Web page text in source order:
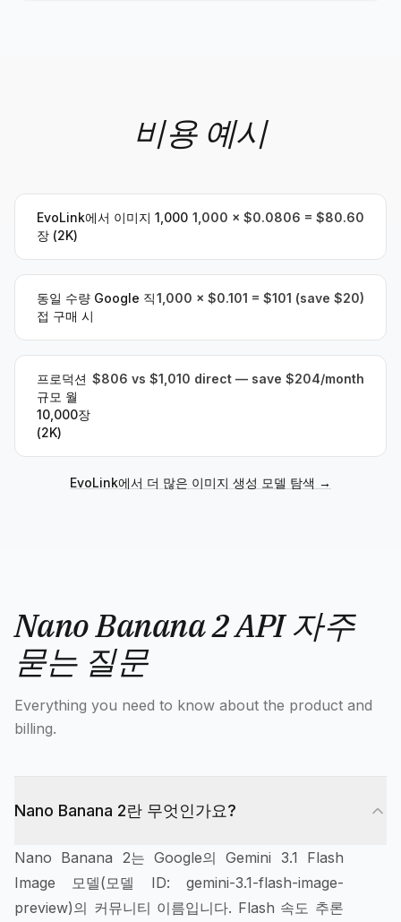
비용 예시
EvoLink에서 이미지 1,000
장 (2K)
1,000 × $0.0806 = $80.60
동일 수량 Google 직
접 구매 시
1,000 × $0.101 = $101 (save $20)
프로덕션
규모 월
10,000장
(2K)
$806 vs $1,010 direct — save $204/month
EvoLink에서 더 많은 이미지 생성 모델 탐색 →
Nano Banana 2 API 자주
묻는 질문
Everything you need to know about the product and
billing.
Nano Banana 2란 무엇인가요?
Nano Banana 2는 Google의 Gemini 3.1 Flash
Image 모델(모델 ID: gemini-3.1-flash-image-
preview)의 커뮤니티 이름입니다. Flash 속도 추론